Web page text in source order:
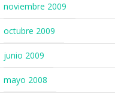
noviembre 2009
octubre 2009
junio 2009
mayo 2008